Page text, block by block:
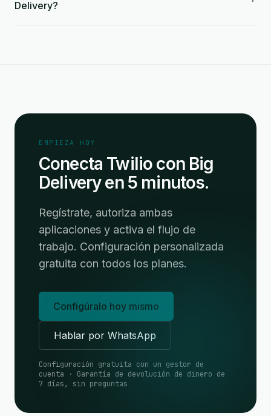
Delivery?
EMPIEZA HOY
Conecta Twilio con Big
Delivery en 5 minutos.
Regístrate, autoriza ambas
aplicaciones y activa el flujo de
trabajo. Configuración personalizada
gratuita con todos los planes.
Configúralo hoy mismo
Hablar por WhatsApp
Configuración gratuita con un gestor de
cuenta · Garantía de devolución de dinero de
7 días, sin preguntas